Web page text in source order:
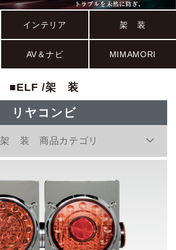
インテリア 架 装
AV＆ナビ MIMAMORI
■ELF /架 装
リヤコンビ
装 商品カテゴリ